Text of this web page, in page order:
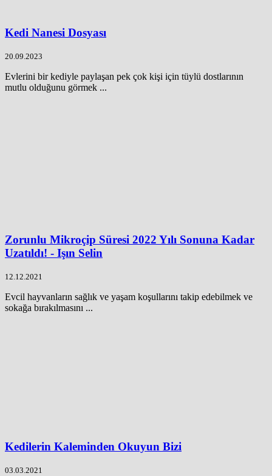
Kedi Nanesi Dosyası
20.09.2023
Evlerini bir kediyle paylaşan pek çok kişi için tüylü dostlarının
mutlu olduğunu görmek ...
Zorunlu Mikroçip Süresi 2022 Yılı Sonuna Kadar
Uzatıldı! - Işın Selin
12.12.2021
Evcil hayvanların sağlık ve yaşam koşullarını takip edebilmek ve
sokağa bırakılmasını ...
Kedilerin Kaleminden Okuyun Bizi
03.03.2021